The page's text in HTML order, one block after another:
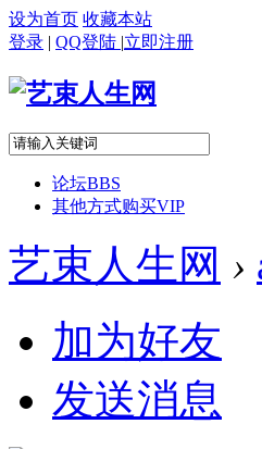
设为首页 收藏本站
登录 | QQ登陆 |立即注册
论坛BBS
其他方式购买VIP
艺束人生网 ›
加为好友
发送消息